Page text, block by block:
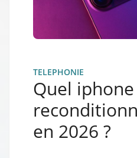
TELEPHONIE
Quel iphone
en 2026 ?